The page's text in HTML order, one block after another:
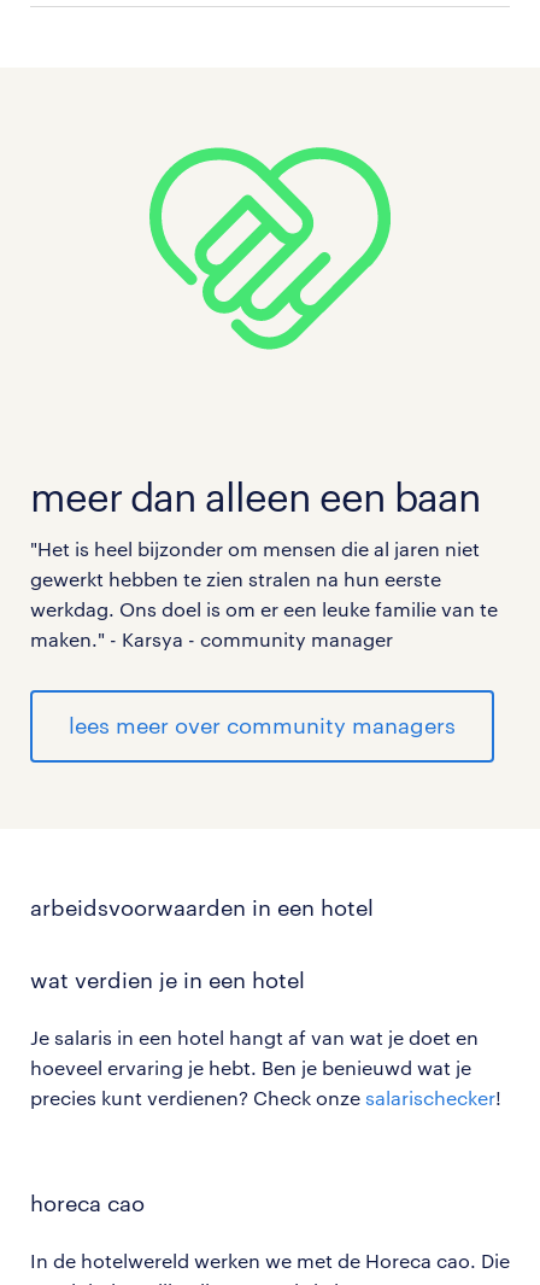
meer dan alleen een baan
"Het is heel bijzonder om mensen die al jaren niet
gewerkt hebben te zien stralen na hun eerste
werkdag. Ons doel is om er een leuke familie van te
maken." - Karsya - community manager
lees meer over community managers
arbeidsvoorwaarden in een hotel
wat verdien je in een hotel
Je salaris in een hotel hangt af van wat je doet en
hoeveel ervaring je hebt. Ben je benieuwd wat je
precies kunt verdienen? Check onze salarischecker!
horeca cao
In de hotelwereld werken we met de Horeca cao. Die